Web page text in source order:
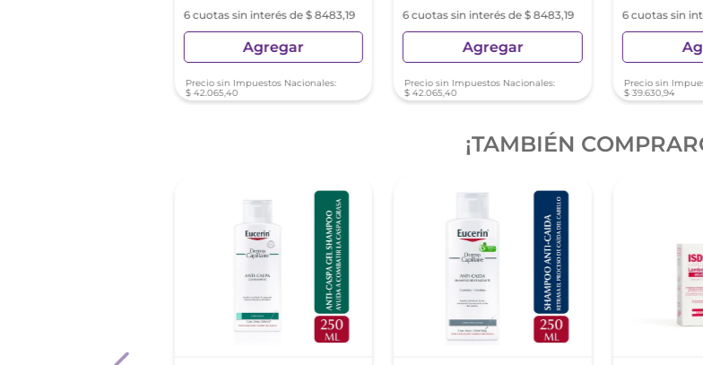
6 cuotas sin interés de $ 8483,19
Agregar
Precio sin Impuestos Nacionales:
$ 42.065,40
6 cuotas sin interés de $ 8483,19
Agregar
Precio sin Impuestos Nacionales:
$ 42.065,40
6 cuotas sin
Precio sin
$ 39.630,94
¡TAMBIÉN